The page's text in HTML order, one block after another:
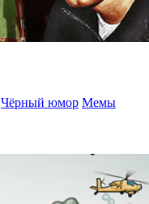
Чёрный юмор Мемы